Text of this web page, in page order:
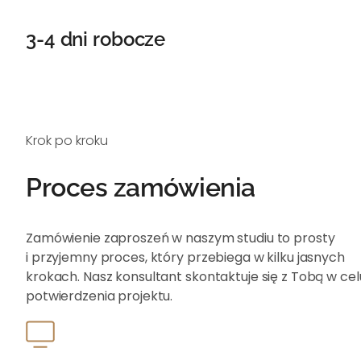
3-4 dni robocze
Krok po kroku
Proces zamówienia
Zamówienie zaproszeń w naszym studiu to prosty
i przyjemny proces, który przebiega w kilku jasnych
krokach. Nasz konsultant skontaktuje się z Tobą w
potwierdzenia projektu.